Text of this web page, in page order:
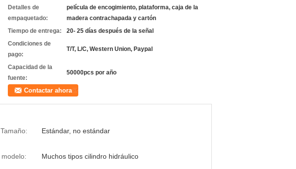
Detalles de
empaquetado:
película de encogimiento, plataforma, caja de la
madera contrachapada y cartón
Tiempo de entrega:
20- 25 días después de la señal
Condiciones de
pago:
T/T, L/C, Western Union, Paypal
Capacidad de la
fuente:
50000pcs por año
Contactar ahora
Tamaño: Estándar, no estándar
modelo: Muchos tipos cilindro hidráulico